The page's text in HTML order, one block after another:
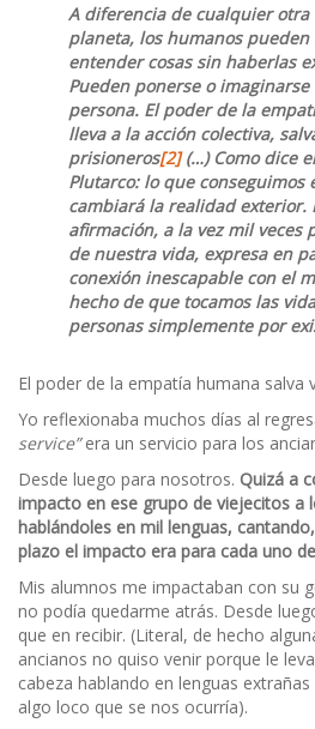
A diferencia de cualquier
planeta, los humanos
entender cosas sin haberlas
Pueden ponerse o
persona. El poder de la
lleva a la acción colectiva,
prisioneros[2](…) Como dice
Plutarco: lo que conseguimos
cambiará la realidad exterior.
afirmación, a la vez mil veces
de nuestra vida, expresa en
conexión inescapable con el
hecho de que tocamos las
personas simplemente por
El poder de la empatía humana salva
Yo reflexionaba muchos días al
service”era un servicio para los
Desde luego para nosotros. Quizá a
impacto en ese grupo de viejecitos a
hablándoles en mil lenguas,
plazo el impacto era para cada uno
Mis alumnos me impactaban con su
no podía quedarme atrás. Desde
que en recibir. (Literal, de hecho
ancianos no quiso venir porque le
cabeza hablando en lenguas
algo loco que se nos ocurría).